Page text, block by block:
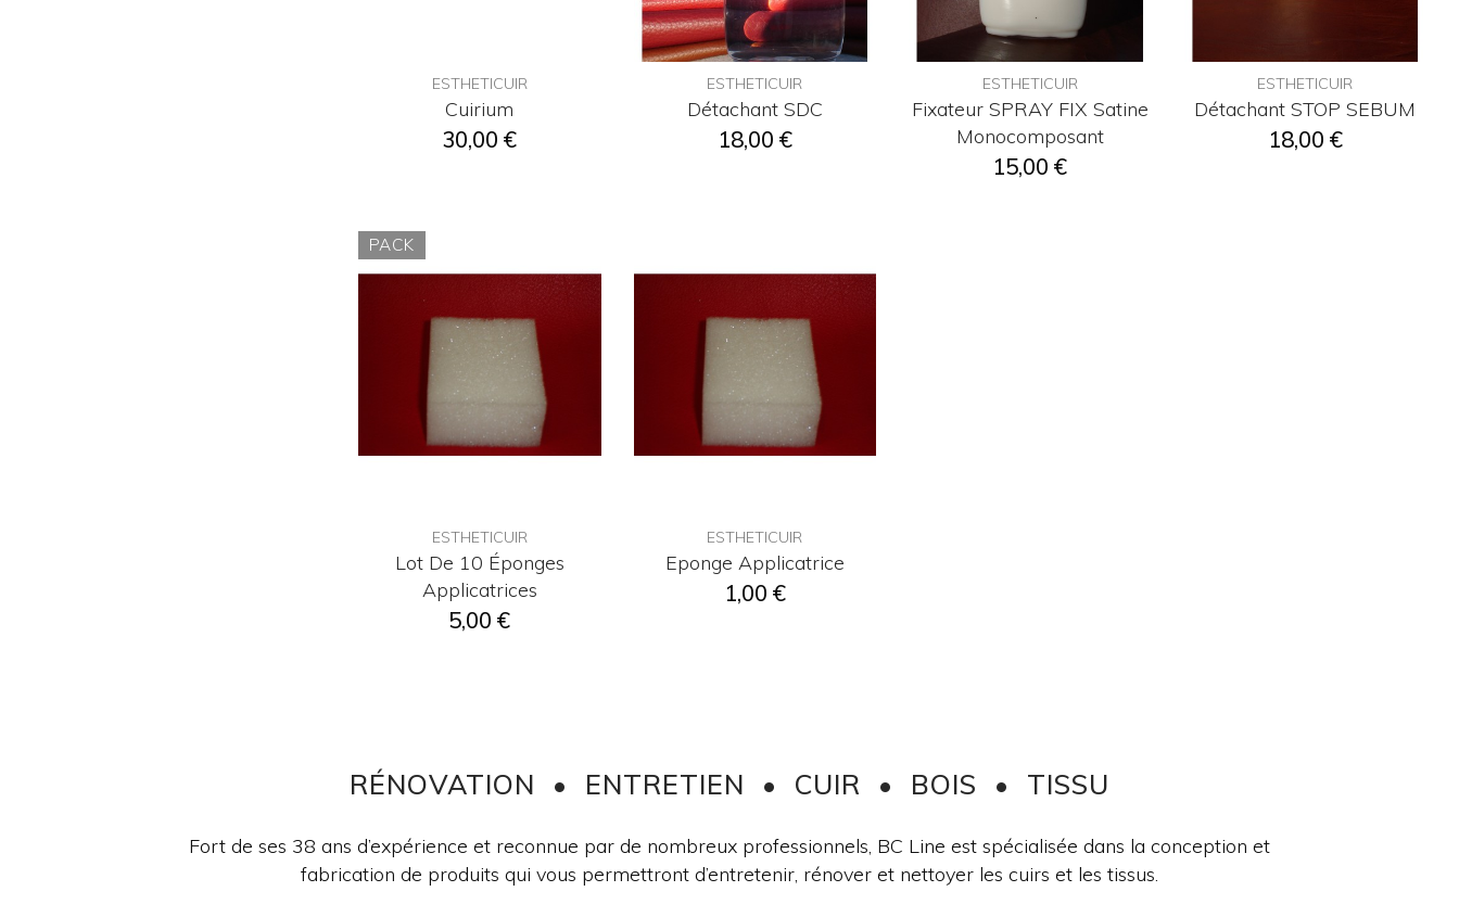
ESTHETICUIR
Cuirium
30,00 €
ESTHETICUIR
Détachant SDC
18,00 €
ESTHETICUIR
Fixateur SPRAY FIX Satine
Monocomposant
15,00 €
ESTHETICUIR
Détachant STOP SEBUM
18,00 €
PACK
ESTHETICUIR
Lot De 10 Éponges
Applicatrices
5,00 €
ESTHETICUIR
Eponge Applicatrice
1,00 €
RÉNOVATION • ENTRETIEN • CUIR • BOIS • TISSU
Fort de ses 38 ans d’expérience et reconnue par de nombreux professionnels, BC Line est spécialisée dans la conception et
fabrication de produits qui vous permettront d’entretenir, rénover et nettoyer les cuirs et les tissus.